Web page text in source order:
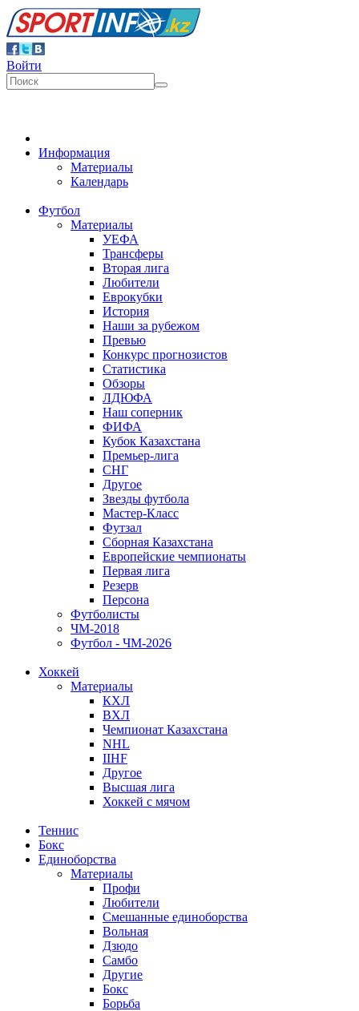
Войти
Информация
Материалы
Календарь
Футбол
Материалы
УЕФА
Трансферы
Вторая лига
Любители
Еврокубки
История
Наши за рубежом
Превью
Конкурс прогнозистов
Статистика
Обзоры
ЛДЮФА
Наш соперник
ФИФА
Кубок Казахстана
Премьер-лига
СНГ
Другое
Звезды футбола
Мастер-Класс
Футзал
Сборная Казахстана
Европейские чемпионаты
Первая лига
Резерв
Персона
Футболисты
ЧМ-2018
Футбол - ЧМ-2026
Хоккей
Материалы
КХЛ
ВХЛ
Чемпионат Казахстана
NHL
IIHF
Другое
Высшая лига
Хоккей с мячом
Теннис
Бокс
Единоборства
Материалы
Профи
Любители
Смешанные единоборства
Вольная
Дзюдо
Самбо
Другие
Бокс
Борьба